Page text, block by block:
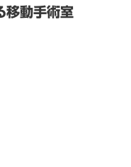
移動手術室